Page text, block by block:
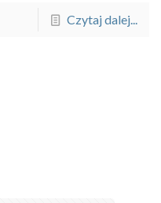
Czytaj dalej...